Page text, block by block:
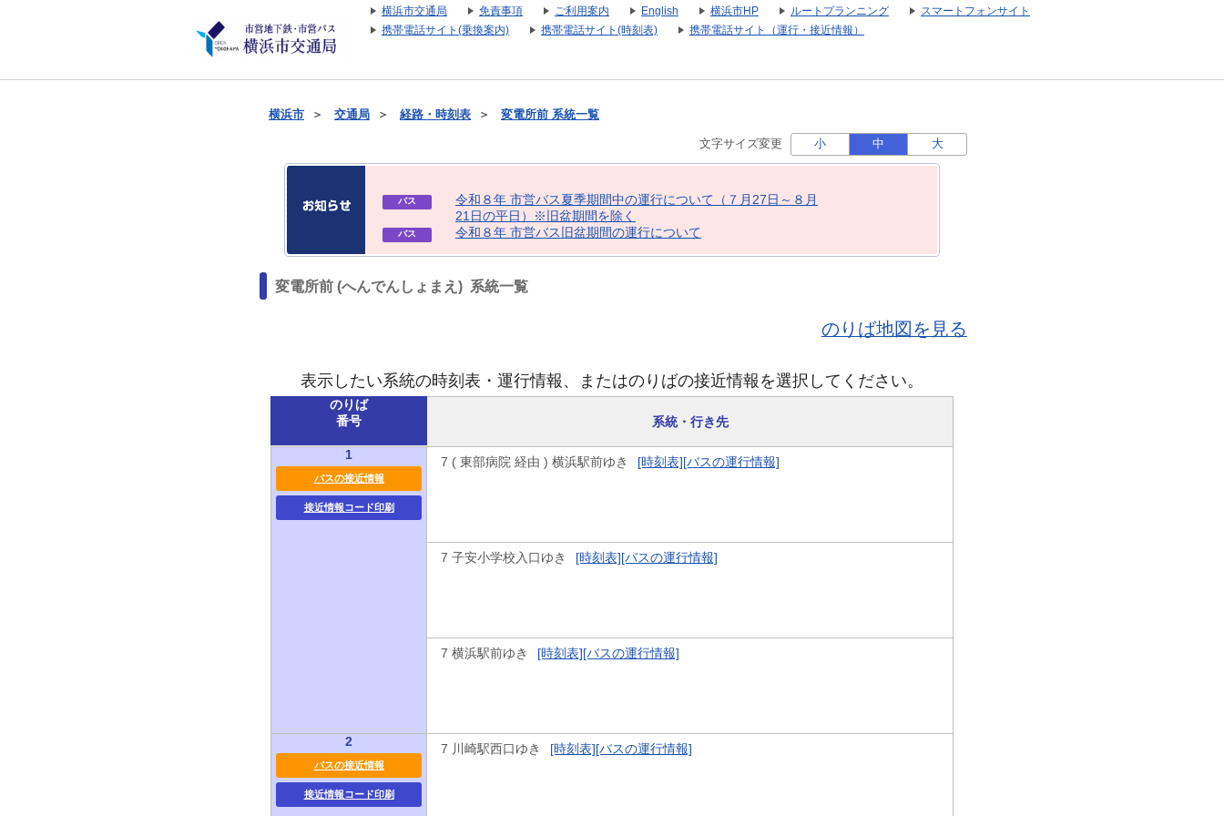
横浜市交通局 免責事項 ご利用案内 English 横浜市HP ルートプランニング
スマートフォンサイト
携帯電話サイト(乗換案内)
携帯電話サイト(時刻表) 携帯電話サイト（運行・接近情報）
横浜市 ＞ 交通局 ＞ 経路・時刻表 ＞ 変電所前 系統一覧
文字サイズ変更 小 中 大
バス 令和 ８年 市営バス夏季期間中の運行について （ ７ 月 27日 ～ ８ 月
21 日の平日 ） ※ 旧盆期間を除 く
バス 令和 ８年 市営バス 旧盆期間の運行について
変電所前 (へんでんしょまえ) 系統一覧
のりば地図を見る
表示したい系統の時刻表・運行情報、またはのりばの接近情報を選択してください。
のりば
番号
系統・行き先
1
バスの接近情報
接近情報コード印刷
7 ( 東部病院 経由 ) 横浜駅前ゆき [時刻表][バスの運行情報]
7 子安小学校入口ゆき [時刻表][バスの運行情報]
7 横浜駅前ゆき [時刻表][バスの運行情報]
2
バスの接近情報
接近情報コード印刷
7 川崎駅西口ゆき [時刻表][バスの運行情報]